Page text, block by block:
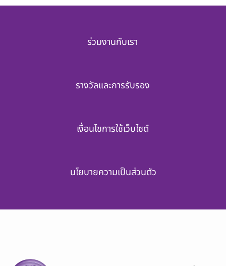
ร่วมงานกับเรา
รางวัลและการรับรอง
เงื่อนไขการใช้เว็บไซต์
นโยบายความเป็นส่วนตัว